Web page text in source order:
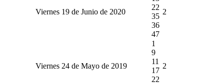
Viernes 19 de Junio de 2020
22
35
36
47
2
Viernes 24 de Mayo de 2019
1
9
11
17
22
2